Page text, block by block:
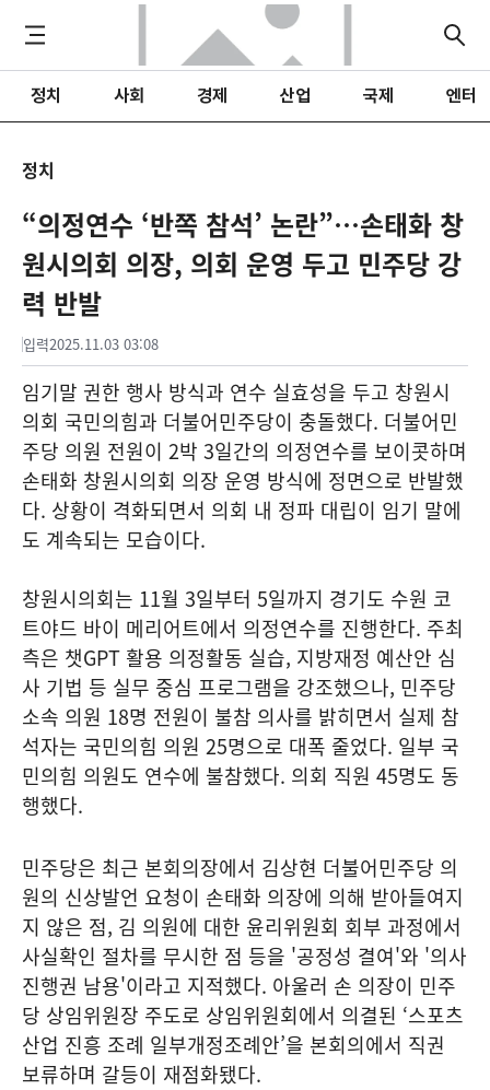
정치 사회 경제 산업 국제 엔터
정치
“의정연수 ‘반쪽 참석’ 논란”…손태화 창
원시의회 의장, 의회 운영 두고 민주당 강
력 반발
입력2025.11.03 03:08
임기말 권한 행사 방식과 연수 실효성을 두고 창원시
의회 국민의힘과 더불어민주당이 충돌했다. 더불어민
주당 의원 전원이 2박 3일간의 의정연수를 보이콧하며
손태화 창원시의회 의장 운영 방식에 정면으로 반발했
다. 상황이 격화되면서 의회 내 정파 대립이 임기 말에
도 계속되는 모습이다.
창원시의회는 11월 3일부터 5일까지 경기도 수원 코
트야드 바이 메리어트에서 의정연수를 진행한다. 주최
측은 챗GPT 활용 의정활동 실습, 지방재정 예산안 심
사 기법 등 실무 중심 프로그램을 강조했으나, 민주당
소속 의원 18명 전원이 불참 의사를 밝히면서 실제 참
석자는 국민의힘 의원 25명으로 대폭 줄었다. 일부 국
민의힘 의원도 연수에 불참했다. 의회 직원 45명도 동
행했다.
민주당은 최근 본회의장에서 김상현 더불어민주당 의
원의 신상발언 요청이 손태화 의장에 의해 받아들여지
지 않은 점, 김 의원에 대한 윤리위원회 회부 과정에서
사실확인 절차를 무시한 점 등을 '공정성 결여'와 '의사
진행권 남용'이라고 지적했다. 아울러 손 의장이 민주
당 상임위원장 주도로 상임위원회에서 의결된 ‘스포츠
산업 진흥 조례 일부개정조례안’을 본회의에서 직권
보류하며 갈등이 재점화됐다.